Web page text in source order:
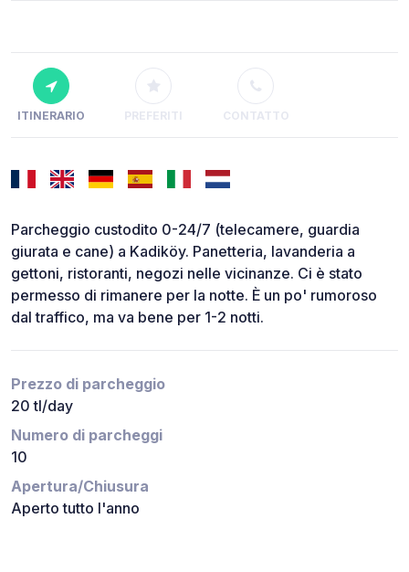
ITINERARIO PREFERITI CONTATTO
Parcheggio custodito 0-24/7 (telecamere, guardia
giurata e cane) a Kadiköy. Panetteria, lavanderia a
gettoni, ristoranti, negozi nelle vicinanze. Ci è stato
permesso di rimanere per la notte. È un po' rumoroso
dal traffico, ma va bene per 1-2 notti.
Prezzo di parcheggio
20 tl/day
Numero di parcheggi
10
Apertura/Chiusura
Aperto tutto l'anno